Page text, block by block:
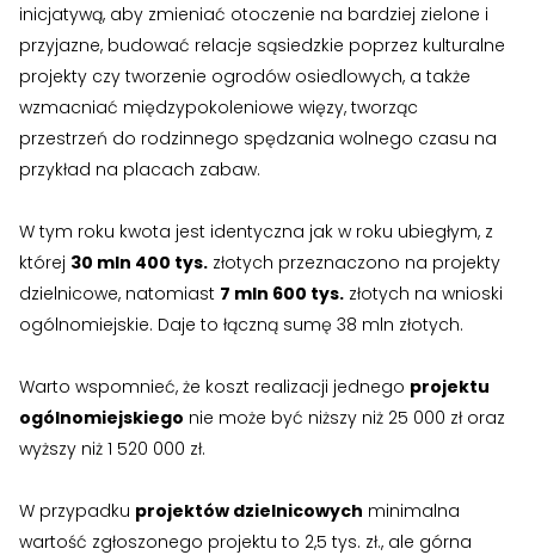
Przetargi dla oferentów ›
Lokale i garaże
POZOSTAŁE
Zgłoszenia wewnętrzne
RODO ›
Dokumenty nieruchomości ›
Plany remontowe
Przetargi dla oferentów ›
Lokale i garaże
POZOSTAŁE
Zgłoszenia wewnętrzne
RODO ›
Dokumenty nieruchomości ›
Plany remontowe
inicjatywą, aby zmieniać otoczenie na bardziej zielone i
przyjazne, budować relacje sąsiedzkie poprzez kulturalne
projekty czy tworzenie ogrodów osiedlowych, a także
wzmacniać międzypokoleniowe więzy, tworząc
przestrzeń do rodzinnego spędzania wolnego czasu na
przykład na placach zabaw.
W tym roku kwota jest identyczna jak w roku ubiegłym, z
której 30 mln 400 tys. złotych przeznaczono na projekty
dzielnicowe, natomiast 7 mln 600 tys. złotych na wnioski
ogólnomiejskie. Daje to łączną sumę 38 mln złotych.
Warto wspomnieć, że koszt realizacji jednego projektu
ogólnomiejskiego nie może być niższy niż 25 000 zł oraz
wyższy niż 1 520 000 zł.
W przypadku projektów dzielnicowych minimalna
wartość zgłoszonego projektu to 2,5 tys. zł., ale górna